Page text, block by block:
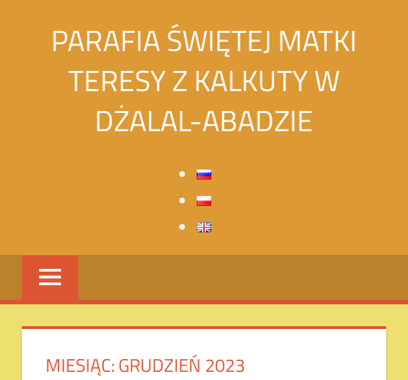
PARAFIA ŚWIĘTEJ MATKI
TERESY Z KALKUTY W
DŻALAL-ABADZIE
в
городе
Джалалабад
MIESIĄC:GRUDZIEŃ 2023